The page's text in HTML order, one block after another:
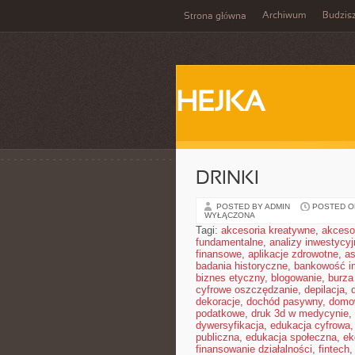
Strona główna Archiwum
HEJKA
DRINKI
POSTED BY ADMIN POSTED
WYŁĄCZONA
Tagi: akcesoria kreatywne,
fundamentalne, analizy
finansowe, aplikacje zdrowotne,
badania historyczne, bankowość
biznes etyczny, blogowanie,
cyfrowe oszczędzanie, depilacja,
dekoracje, dochód pasywny,
podatkowe, druk 3d w medycynie,
dywersyfikacja, edukacja cyfrowa,
publiczna, edukacja społeczna,
finansowanie działalności, fintech,